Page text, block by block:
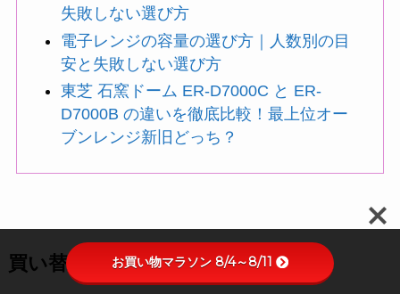
失敗しない選び方
電子レンジの容量の選び方｜人数別の目
安と失敗しない選び方
東芝 石窯ドーム ER-D7000C と ER-
D7000B の違いを徹底比較！最上位オー
ブンレンジ新旧どっち？
買い替え候補と参考価格
お買い物マラソン 8/4～8/11